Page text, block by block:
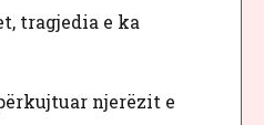
tragjedia e ka
njerëzit e